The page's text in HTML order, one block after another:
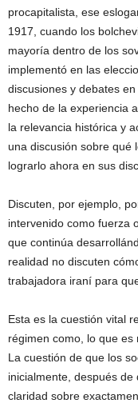
procapitalista, ese
1917, cuando los
mayoría dentro de los
implementó en las
discusiones y debates
hecho de la experiencia
la relevancia histórica y
una discusión sobre qué
lograrlo ahora en sus
Discuten, por ejemplo,
intervenido como fuerza
que continúa
realidad no discuten
trabajadora iraní para
Esta es la cuestión vital
régimen como, lo que es
La cuestión de que los
inicialmente, después
claridad sobre